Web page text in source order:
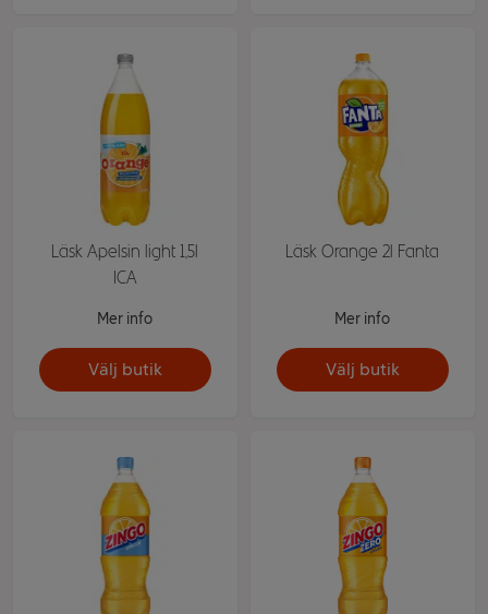
Läsk Apelsin light 1,5l
ICA
Mer info
Välj butik
Läsk Orange 2l Fanta
Mer info
Välj butik